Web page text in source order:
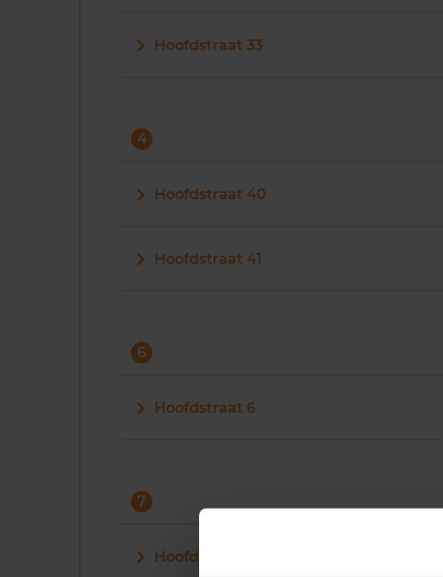
Hoofdstraat 33
4
Hoofdstraat 40
Hoofdstraat 41
6
Hoofdstraat 6
7
Hoofdstraat 7